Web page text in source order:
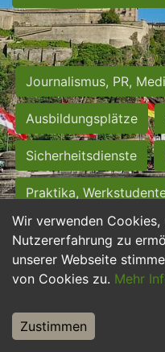
Wir verwenden Cookies,
Nutzererfahrung zu
unserer Webseite
von Cookies zu. Mehr
Zustimmen
Journalismus, PR,
Ausbildungsplätze
Sicherheitsdienste
Praktika,
Personalwesen
Hilfskräfte, Aushilfs-
Weiterbildung,